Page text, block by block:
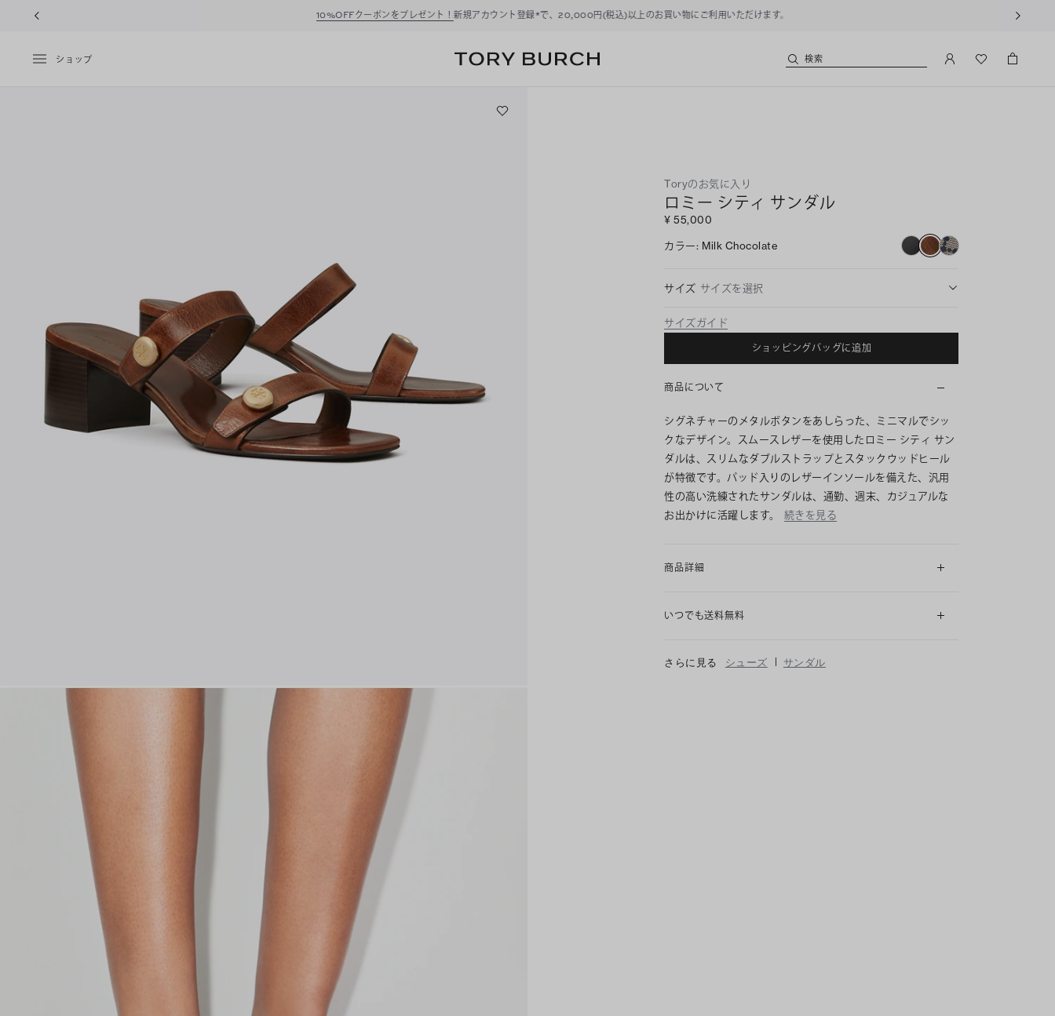
10%OFFクーポンをプレゼント！新規アカウント登録*で、20,000円(税込)以上のお買い物にご利用いただけます。
ショップ 検索
Toryのお気に入り
ロミー シティ サンダル
¥ 55,000
カラー: Milk Chocolate
サイズ サイズを選択
サイズガイド
ショッピングバッグに追加
商品について
シグネチャーのメタルボタンをあしらった、ミニマルでシッ
クなデザイン。スムースレザーを使用したロミー シティ サン
ダルは、スリムなダブルストラップとスタックウッドヒール
が特徴です。パッド入りのレザーインソールを備えた、汎用
性の高い洗練されたサンダルは、通勤、週末、カジュアルな
お出かけに活躍します。
続きを見る
商品詳細
いつでも送料無料
さらに見る シューズ | サンダル